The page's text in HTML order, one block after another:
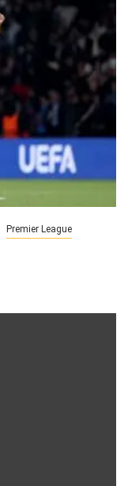
Premier League